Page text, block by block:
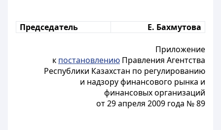
Председатель Е. Бахмутова
Приложение
к постановлению Правления Агентства
Республики Казахстан по регулированию
и надзору финансового рынка и
финансовых организаций
от 29 апреля 2009 года № 89